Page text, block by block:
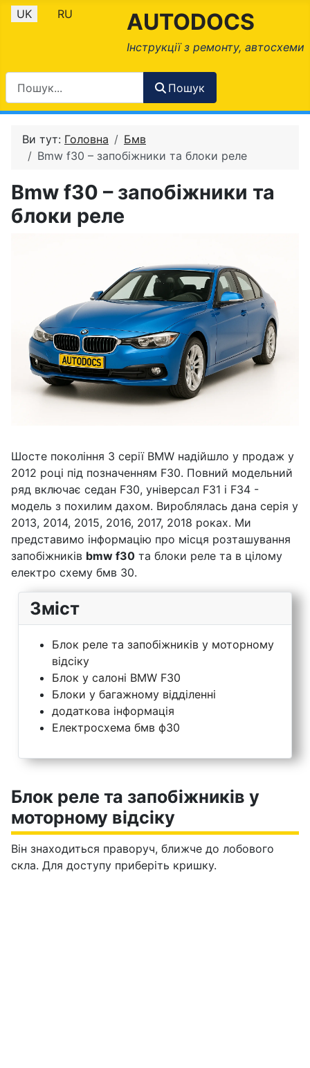
Оберіть свою мову
UK RU AUTODOCS
Інструкції з ремонту, автосхеми
Пошук
Ви тут: Головна
Бмв
Bmw f30 – запобіжники та блоки реле
Bmw f30 – запобіжники та
блоки реле
Шосте покоління 3 серії BMW надійшло у продаж у
2012 році під позначенням F30. Повний модельний
ряд включає седан F30, універсал F31 і F34 -
модель з похилим дахом. Вироблялась дана серія у
2013, 2014, 2015, 2016, 2017, 2018 роках. Ми
представимо інформацію про місця розташування
запобіжників bmw f30 та блоки реле та в цілому
електро схему бмв 30.
Зміст
Блок реле та запобіжників у моторному
відсіку
Блок у салоні BMW F30
Блоки у багажному відділенні
додаткова інформація
Електросхема бмв ф30
Блок реле та запобіжників у
моторному відсіку
Він знаходиться праворуч, ближче до лобового
скла. Для доступу приберіть кришку.